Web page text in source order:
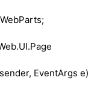
sender, EventArgs e)